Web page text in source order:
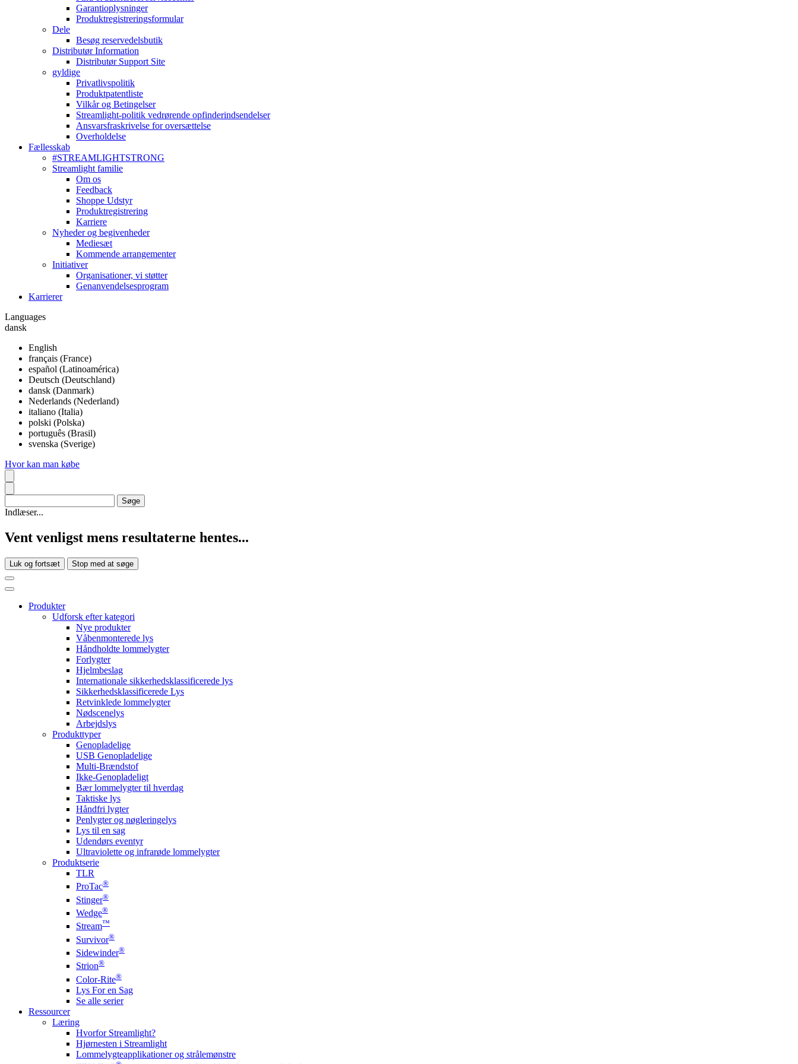
Garantioplysninger
Produktregistreringsformular
Dele
Besøg reservedelsbutik
Distributør Information
Distributør Support Site
gyldige
Privatlivspolitik
Produktpatentliste
Vilkår og Betingelser
Streamlight-politik vedrørende opfinderindsendelser
Ansvarsfraskrivelse for oversættelse
Overholdelse
Fællesskab
#STREAMLIGHTSTRONG
Streamlight familie
Om os
Feedback
Shoppe Udstyr
Produktregistrering
Karriere
Nyheder og begivenheder
Mediesæt
Kommende arrangementer
Initiativer
Organisationer, vi støtter
Genanvendelsesprogram
Karrierer
Languages
dansk
English
français (France)
español (Latinoamérica)
Deutsch (Deutschland)
dansk (Danmark)
Nederlands (Nederland)
italiano (Italia)
polski (Polska)
português (Brasil)
svenska (Sverige)
Hvor kan man købe
Indlæser...
Vent venligst mens resultaterne hentes...
Luk og fortsæt Stop med at søge
Produkter
Udforsk efter kategori
Nye produkter
Våbenmonterede lys
Håndholdte lommelygter
Forlygter
Hjelmbeslag
Internationale sikkerhedsklassificerede lys
Sikkerhedsklassificerede Lys
Retvinklede lommelygter
Nødscenelys
Arbejdslys
Produkttyper
Genopladelige
USB Genopladelige
Multi-Brændstof
Ikke-Genopladeligt
Bær lommelygter til hverdag
Taktiske lys
Håndfri lygter
Penlygter og nøgleringelys
Lys til en sag
Udendørs eventyr
Ultraviolette og infrarøde lommelygter
Produktserie
TLR
ProTac®
Stinger®
Wedge®
Stream™
Survivor®
Sidewinder®
Strion®
Color-Rite®
Lys For en Sag
Se alle serier
Ressourcer
Læring
Hvorfor Streamlight?
Hjørnesten i Streamlight
Lommelygteapplikationer og strålemønstre